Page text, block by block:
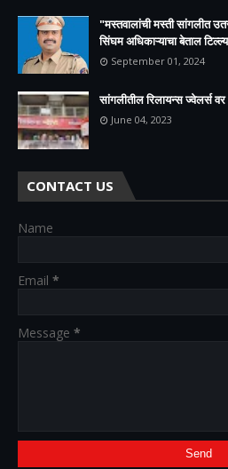
"मस्तवालांची मस्ती सांगलीत
सिंघम अधिकाऱ्याचा बेताल
September 01, 2024
सांगलीतील रिलायन्स ज्वेलर्स वर
June 04, 2023
CONTACT US
Name
Email *
Message *